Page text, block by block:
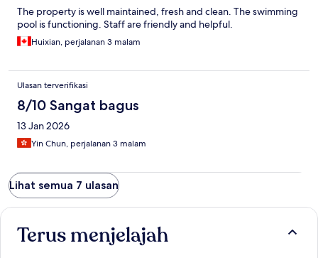
The property is well maintained, fresh and clean. The swimming
pool is functioning. Staff are friendly and helpful.
Huixian, perjalanan 3 malam
Ulasan terverifikasi
8/10 Sangat bagus
13 Jan 2026
Yin Chun, perjalanan 3 malam
Lihat semua 7 ulasan
Terus menjelajah